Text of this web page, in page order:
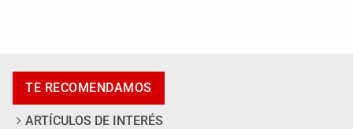
lineamientos para defensa de audiencias
TE RECOMENDAMOS
ARTÍCULOS DE INTERÉS